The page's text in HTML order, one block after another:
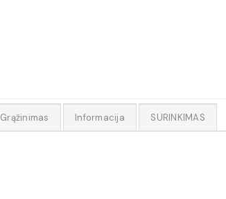
Grąžinimas Informacija SURINKIMAS